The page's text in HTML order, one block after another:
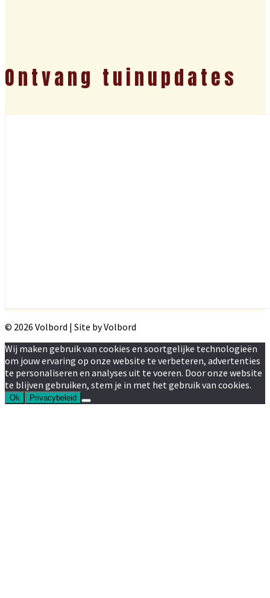
Ontvang tuinupdates
© 2026 Volbord | Site by Volbord
Wij maken gebruik van cookies en soortgelijke technologieën
om jouw ervaring op onze website te verbeteren, advertenties
te personaliseren en analyses uit te voeren. Door onze website
te blijven gebruiken, stem je in met het gebruik van cookies.
Ok Privacybeleid